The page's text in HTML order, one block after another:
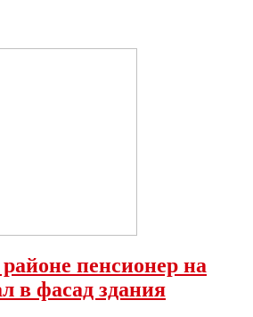
пенсионер на
в фасад здания